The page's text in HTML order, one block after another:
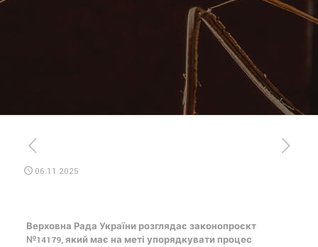
06.11.2025
Верховна Рада України розглядає законопроєкт
№14179, який має на меті упорядкувати процес